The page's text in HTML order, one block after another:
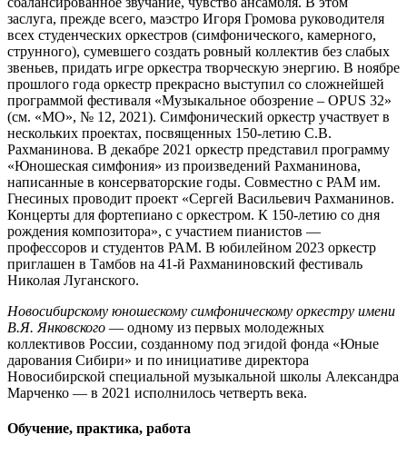
заслуга, прежде всего, маэстро Игоря Громова руководителя
всех студенческих оркестров (симфонического, камерного,
струнного), сумевшего создать ровный коллектив без слабых
звеньев, придать игре оркестра творческую энергию. В ноябре
прошлого года оркестр прекрасно выступил со сложнейшей
программой фестиваля «Музыкальное обозрение – OPUS 32»
(см. «МО», № 12, 2021). Симфонический оркестр участвует в
нескольких проектах, посвященных 150-летию С.В.
Рахманинова. В декабре 2021 оркестр представил программу
«Юношеская симфония» из произведений Рахманинова,
написанные в консерваторские годы. Совместно с РАМ им.
Гнесиных проводит проект «Сергей Васильевич Рахманинов.
Концерты для фортепиано с оркестром. К 150-летию со дня
рождения композитора», с участием пианистов —
профессоров и студентов РАМ. В юбилейном 2023 оркестр
приглашен в Тамбов на 41-й Рахманиновский фестиваль
Николая Луганского.
Новосибирскому юношескому симфоническому оркестру имени
В.Я. Янковского — одному из первых молодежных
коллективов России, созданному под эгидой фонда «Юные
дарования Сибири» и по инициативе директора
Новосибирской специальной музыкальной школы Александра
Марченко — в 2021 исполнилось четверть века.
Обучение, практика, работа